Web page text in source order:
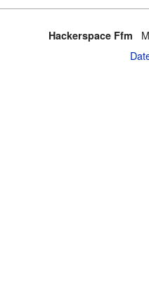
Hackerspace Ffm